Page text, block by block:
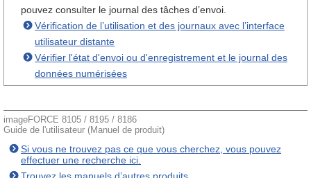
pouvez consulter le journal des tâches d’envoi.
Vérification de l’utilisation et des journaux avec l’interface
utilisateur distante
Vérifier l'état d'envoi ou d'enregistrement et le journal des
données numérisées
imageFORCE 8105 / 8195 / 8186
Guide de l'utilisateur (Manuel de produit)
Si vous ne trouvez pas ce que vous cherchez, vous pouvez
effectuer une recherche ici.
Trouvez les manuels d’autres produits